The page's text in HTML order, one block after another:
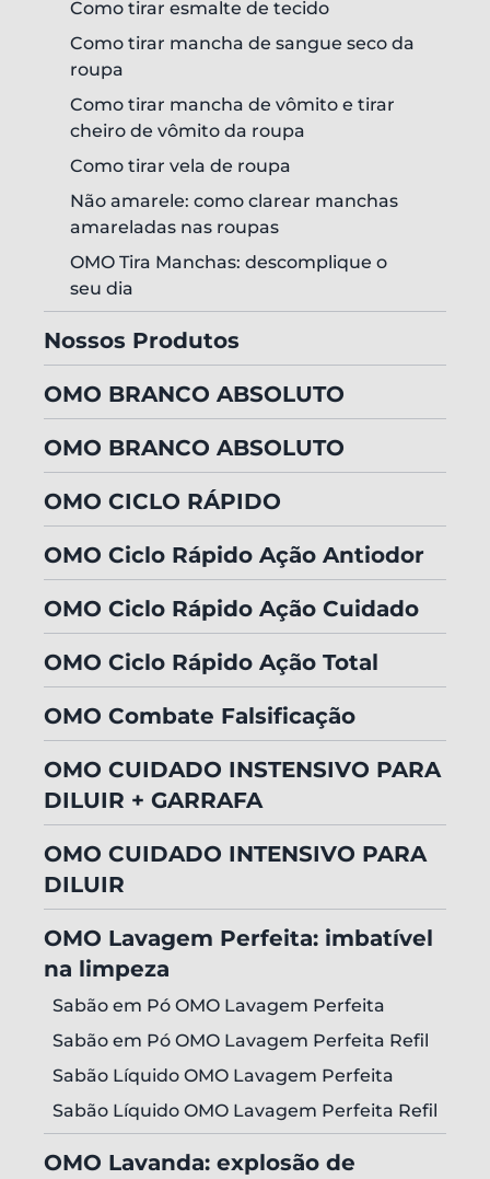
Como tirar esmalte de tecido
Como tirar mancha de sangue seco da
roupa
Como tirar mancha de vômito e tirar
cheiro de vômito da roupa
Como tirar vela de roupa
Não amarele: como clarear manchas
amareladas nas roupas
OMO Tira Manchas: descomplique o
seu dia
Nossos Produtos
OMO BRANCO ABSOLUTO
OMO BRANCO ABSOLUTO
OMO CICLO RÁPIDO
OMO Ciclo Rápido Ação Antiodor
OMO Ciclo Rápido Ação Cuidado
OMO Ciclo Rápido Ação Total
OMO Combate Falsificação
OMO CUIDADO INSTENSIVO PARA
DILUIR + GARRAFA
OMO CUIDADO INTENSIVO PARA
DILUIR
OMO Lavagem Perfeita: imbatível
na limpeza
Sabão em Pó OMO Lavagem Perfeita
Sabão em Pó OMO Lavagem Perfeita Refil
Sabão Líquido OMO Lavagem Perfeita
Sabão Líquido OMO Lavagem Perfeita Refil
OMO Lavanda: explosão de